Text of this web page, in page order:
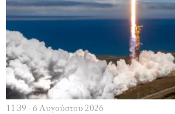
11:39 - 6 Αυγούστου 2026